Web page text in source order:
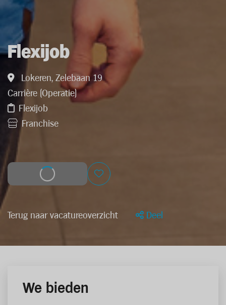
Flexijob
Lokeren, Zelebaan 19
Carrière (Operatie)
Flexijob
Franchise
Solliciteer
Terug naar vacatureoverzicht Deel
We bieden